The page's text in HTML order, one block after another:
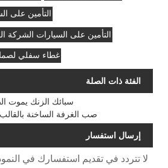
التأمين على
التأمين على السيارات الشركة
غطاء سفلي
الفئة ذات الصلة
سبائك الزنك يموت
صب الغرفة الساخنة بالقالب
إرسال استفسار
لا تتردد في تقديم استفسارك في